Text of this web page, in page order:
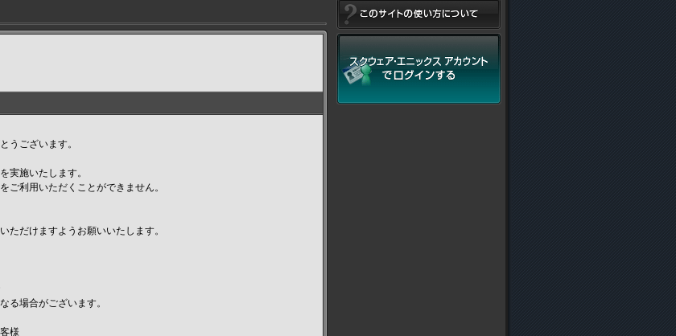
うございます。
実施いたします。
ご利用いただくことができません。
ただけますようお願いいたします。
る場合がございます。
様